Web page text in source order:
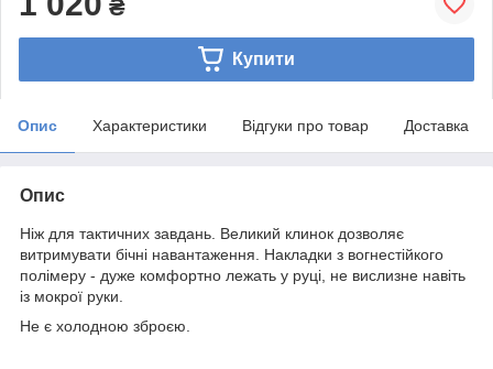
₴
Купити
Опис Характеристики Відгуки про товар Доставка
Опис
Ніж для тактичних завдань. Великий клинок дозволяє
витримувати бічні навантаження. Накладки з вогнестійкого
полімеру - дуже комфортно лежать у руці, не вислизне навіть
із мокрої руки.
Не є холодною зброєю.